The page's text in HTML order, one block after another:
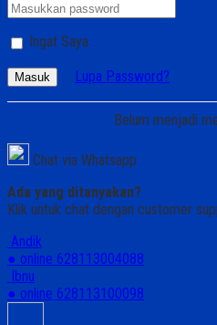
Ingat Saya
Masuk Lupa Password?
Belum menjadi
Chat via Whatsapp
Ada yang ditanyakan?
Klik untuk chat dengan customer
Andik
● online 628113004088
Ibnu
● online 628113100098